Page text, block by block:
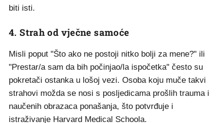
biti isti.
4. Strah od vječne samoće
Misli poput "Što ako ne postoji nitko bolji za mene?" ili
"Prestar/a sam da bih počinjao/la ispočetka" često su
pokretači ostanka u lošoj vezi. Osoba koju muče takvi
strahovi možda se nosi s posljedicama prošlih trauma i
naučenih obrazaca ponašanja, što potvrđuje i
istraživanje Harvard Medical Schoola.